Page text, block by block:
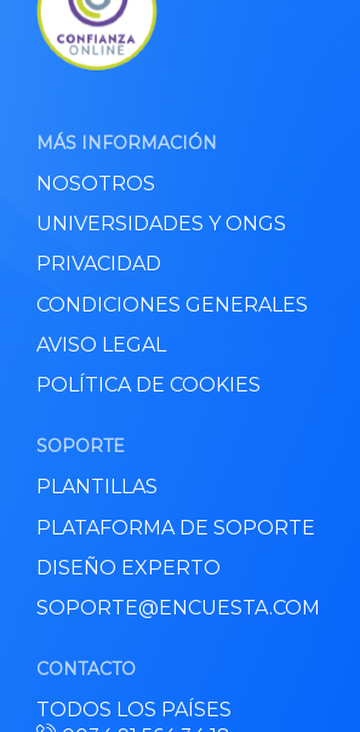
MÁS INFORMACIÓN
NOSOTROS
UNIVERSIDADES Y ONGS
PRIVACIDAD
CONDICIONES GENERALES
AVISO LEGAL
POLÍTICA DE COOKIES
SOPORTE
PLANTILLAS
PLATAFORMA DE SOPORTE
DISEÑO EXPERTO
SOPORTE@ENCUESTA.COM
CONTACTO
TODOS LOS PAÍSES